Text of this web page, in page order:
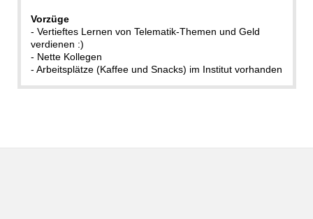
Vorzüge
- Vertieftes Lernen von Telematik-Themen und Geld
verdienen :)
- Nette Kollegen
- Arbeitsplätze (Kaffee und Snacks) im Institut vorhanden